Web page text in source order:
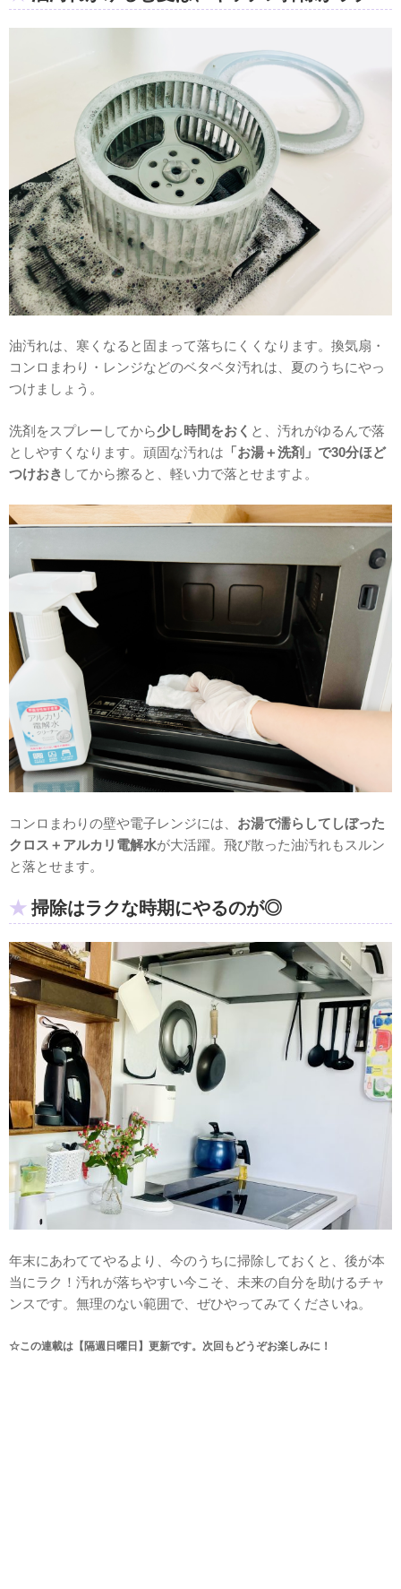
油汚れは、寒くなると固まって落ちにくくなります。換気扇・
コンロまわり・レンジなどのベタベタ汚れは、夏のうちにやっ
つけましょう。
洗剤をスプレーしてから少し時間をおく と、汚れがゆるんで落
としやすくなります。頑固な汚れは 「お湯＋洗剤」で30分ほど
つけおき してから擦ると、軽い力で落とせますよ。
コンロまわりの壁や電子レンジには、 お湯で濡らしてしぼった
クロス＋アルカリ電解水が大活躍。飛び散った油汚れもスルン
と落とせます。
掃除はラクな時期にやるのが◎
年末にあわててやるより、今のうちに掃除しておくと、後が本
当にラク！汚れが落ちやすい今こそ、未来の自分を助けるチャ
ンスです。無理のない範囲で、ぜひやってみてくださいね。
☆この連載は【隔週日曜日】更新です。次回もどうぞお楽しみに！